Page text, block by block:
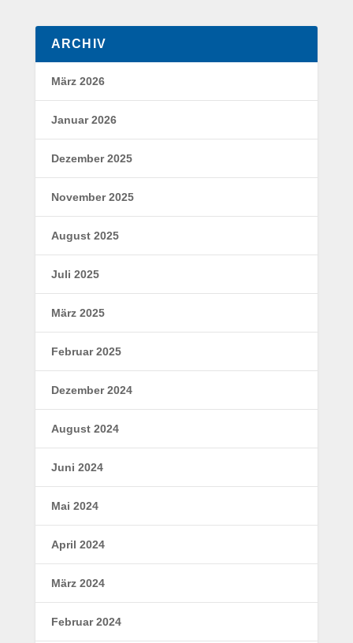
ARCHIV
März 2026
Januar 2026
Dezember 2025
November 2025
August 2025
Juli 2025
März 2025
Februar 2025
Dezember 2024
August 2024
Juni 2024
Mai 2024
April 2024
März 2024
Februar 2024